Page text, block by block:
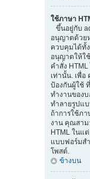
ใช้ภาษา
ขึ้นอยู่กับ
อนุญาตด้วย
ควบคุมได้ทั้
อนุญาตให้ใ
คำสั่ง
เท่านั้น. เพื่
ป้องกันผู้ใช้
ทำงานของ
ทำลายรูปแ
ถ้าการใช้ภา
งาน คุณสาม
HTML ในแ
แบบฟอร์มส
โพสต์.
ข้างบน